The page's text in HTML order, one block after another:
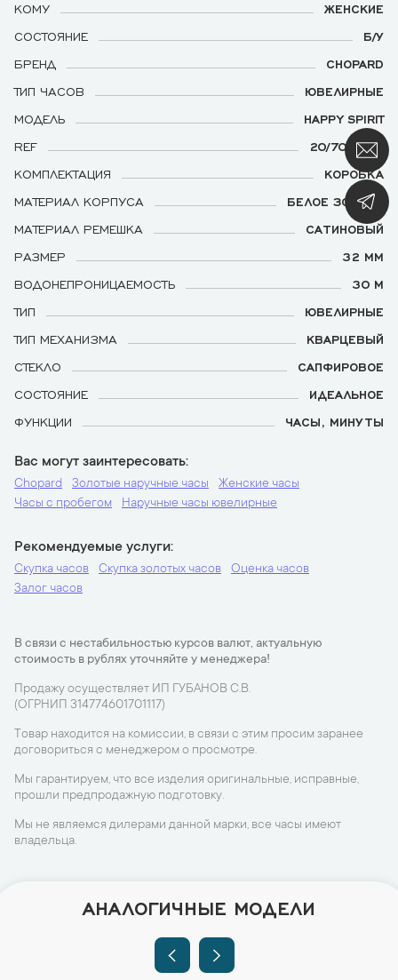
КОМУ
ЖЕНСКИЕ
СОСТОЯНИЕ
Б/У
БРЕНД
CHOPARD
ТИП ЧАСОВ
ЮВЕЛИРНЫЕ
МОДЕЛЬ
HAPPY SPIRIT
REF
20/7061-20
КОМПЛЕКТАЦИЯ
КОРОБКА
МАТЕРИАЛ КОРПУСА
БЕЛОЕ ЗОЛОТО
МАТЕРИАЛ РЕМЕШКА
САТИНОВЫЙ
РАЗМЕР
32 ММ
ВОДОНЕПРОНИЦАЕМОСТЬ
30 М
ТИП
ЮВЕЛИРНЫЕ
ТИП МЕХАНИЗМА
КВАРЦЕВЫЙ
СТЕКЛО
САПФИРОВОЕ
СОСТОЯНИЕ
ИДЕАЛЬНОЕ
ФУНКЦИИ
ЧАСЫ, МИНУТЫ
Вас могут заинтересовать
Chopard Золотые наручные часы
Женские часы
Часы с пробегом
Наручные часы ювелирные
Рекомендуемые услуги
Скупка часов Скупка золотых часов
Оценка часов
Залог часов
В связи с нестабильностью курсов валют, актуальную
стоимость в рублях уточняйте у менеджера!
Продажу осуществляет ИП ГУБАНОВ С.В.
(ОГРНИП 314774601701117)
Товар находится на комиссии, в связи с этим просим заранее
договориться с менеджером о просмотре.
Мы гарантируем, что все изделия оригинальные, исправные,
прошли предпродажную подготовку.
Мы не являемся дилерами данной марки, все часы имеют
владельца.
АНАЛОГИЧНЫЕ МОДЕЛИ